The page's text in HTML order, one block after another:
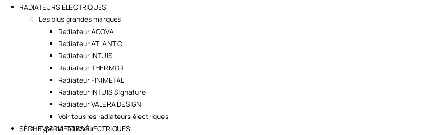
RADIATEURS ÉLECTRIQUES
Les plus grandes marques
Radiateur ACOVA
Radiateur ATLANTIC
Radiateur INTUIS
Radiateur THERMOR
Radiateur FINIMETAL
Radiateur INTUIS Signature
Radiateur VALERA DESIGN
Voir tous les radiateurs électriques
Type de radiateur
SÈCHE-SERVIETTES ÉLECTRIQUES